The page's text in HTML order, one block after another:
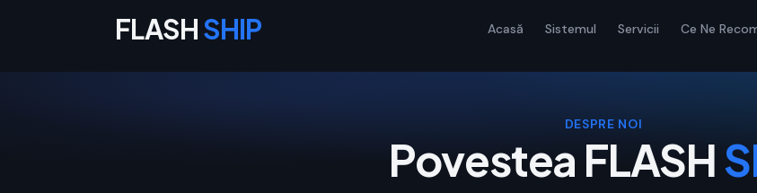
FLASHSHIP Acasă Sistemul Servicii Ce Ne
DESPRE NOI
Povestea FLASH